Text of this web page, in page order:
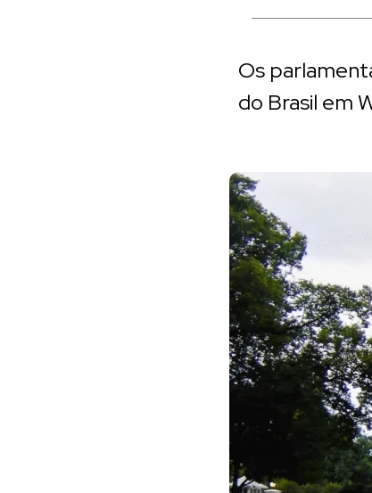
Os
do Brasil em